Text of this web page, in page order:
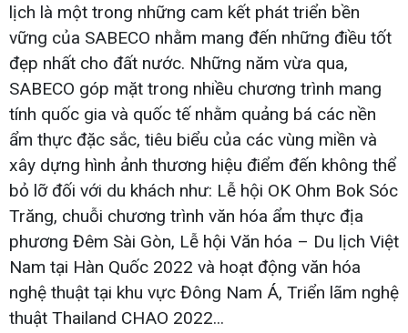
lịch là một trong những cam kết phát triển bền
vững của SABECO nhằm mang đến những điều tốt
đẹp nhất cho đất nước. Những năm vừa qua,
SABECO góp mặt trong nhiều chương trình mang
tính quốc gia và quốc tế nhằm quảng bá các nền
ẩm thực đặc sắc, tiêu biểu của các vùng miền và
xây dựng hình ảnh thương hiệu điểm đến không thể
bỏ lỡ đối với du khách như: Lễ hội OK Ohm Bok Sóc
Trăng, chuỗi chương trình văn hóa ẩm thực địa
phương Đêm Sài Gòn, Lễ hội Văn hóa – Du lịch Việt
Nam tại Hàn Quốc 2022 và hoạt động văn hóa
nghệ thuật tại khu vực Đông Nam Á, Triển lãm nghệ
thuật Thailand CHAO 2022...